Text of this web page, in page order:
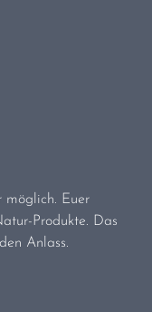
möglich. Euer
Produkte. Das
Anlass.